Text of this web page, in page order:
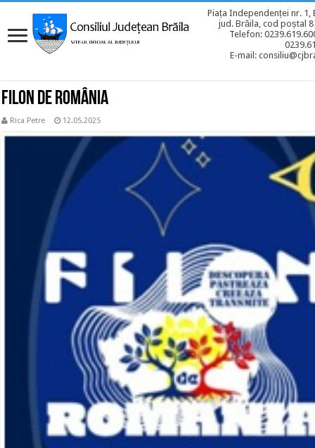
Piața Independenței nr. 1,
jud. Brăila, cod poștal
Telefon:
E-mail:
Filon de România
Rica Petre 12.05.2025